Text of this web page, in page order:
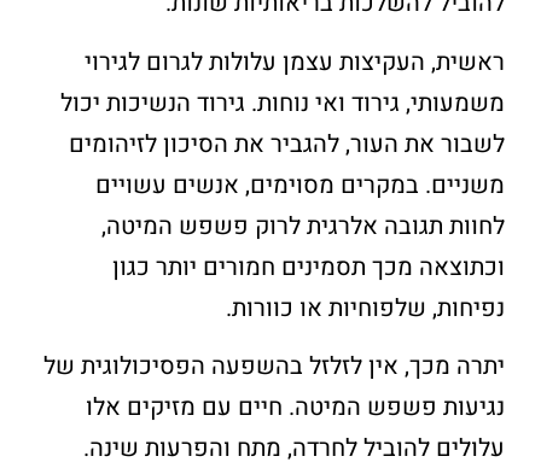
ראשית, העקיצות עצמן עלולות לגרום לגירוי
משמעותי, גירוד ואי נוחות. גירוד הנשיכות יכול
לשבור את העור, להגביר את הסיכון לזיהומים
משניים. במקרים מסוימים, אנשים עשויים
לחוות תגובה אלרגית לרוק פשפש המיטה,
וכתוצאה מכך תסמינים חמורים יותר כגון
נפיחות, שלפוחיות או כוורות.
יתרה מכך, אין לזלזל בהשפעה הפסיכולוגית של
נגיעות פשפש המיטה. חיים עם מזיקים אלו
עלולים להוביל לחרדה, מתח והפרעות שינה.